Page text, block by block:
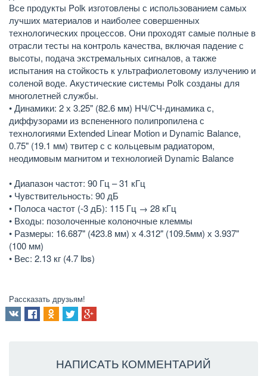
Все продукты Polk изготовлены с использованием самых
лучших материалов и наиболее совершенных
технологических процессов. Они проходят самые полные в
отрасли тесты на контроль качества, включая падение с
высоты, подача экстремальных сигналов, а также
испытания на стойкость к ультрафиолетовому излучению и
соленой воде. Акустические системы Polk созданы для
многолетней службы.
• Динамики: 2 х 3.25" (82.6 мм) НЧ/СЧ-динамика с,
диффузорами из вспененного полипропилена с
технологиями Extended Linear Motion и Dynamic Balance,
0.75" (19.1 мм) твитер с с кольцевым радиатором,
неодимовым магнитом и технологией Dynamic Balance
• Диапазон частот: 90 Гц – 31 кГц
• Чувствительность: 90 дБ
• Полоса частот (-3 дБ): 115 Гц → 28 кГц
• Входы: позолоченные колоночные клеммы
• Размеры: 16.687" (423.8 мм) х 4.312" (109.5мм) х 3.937"
(100 мм)
• Вес: 2.13 кг (4.7 lbs)
Рассказать друзьям!
НАПИСАТЬ КОММЕНТАРИЙ